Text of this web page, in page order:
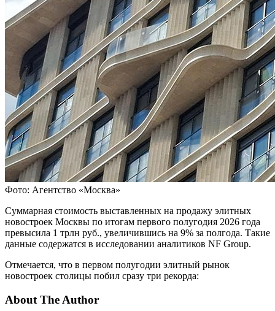
Фото: Агентство «Москва»
Суммарная стоимость выставленных на продажу элитных
новостроек Москвы по итогам первого полугодия 2026 года
превысила 1 трлн руб., увеличившись на 9% за полгода. Такие
данные содержатся в исследовании аналитиков NF Group.
Отмечается, что в первом полугодии элитный рынок
новостроек столицы побил сразу три рекорда:
About The Author